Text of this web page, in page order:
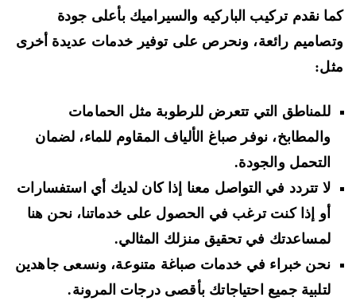
نقدم تركيب الباركيه والسيراميك بأعلى جودة
رائعة، ونحرص على توفير خدمات عديدة أخرى
للمناطق التي تتعرض للرطوبة مثل الحمامات
والمطابخ، نوفر صباغ الألياف المقاوم للماء، لضمان
التحمل والجودة.
لا تتردد في التواصل معنا إذا كان لديك أي استفسارات
أو إذا كنت ترغب في الحصول على خدماتنا، نحن هنا
لمساعدتك في تحقيق منزلك المثالي.
نحن خبراء في خدمات صباغة متنوعة، ونسعى جاهدين
لتلبية جميع احتياجاتك بأقصى درجات المرونة.